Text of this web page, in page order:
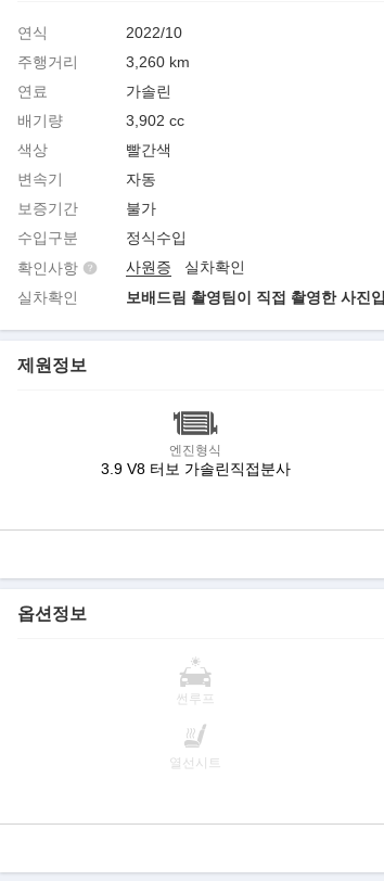
연식
2022/10
주행거리
3,260 km
연료
가솔린
배기량
3,902 cc
색상
빨간색
변속기
자동
보증기간
불가
수입구분
정식수입
확인사항
사원증
실차확인
실차확인
보배드림 촬영팀이 직접 촬영한 사진
제원정보
엔진형식
3.9 V8 터보 가솔린직접분사
옵션정보
썬루프
열선시트